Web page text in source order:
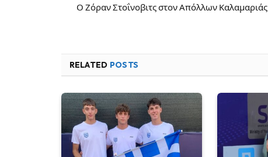
Ο Ζόραν Στοΐνοβιτς στον Απόλλων Καλαμαριάς
RELATED POSTS